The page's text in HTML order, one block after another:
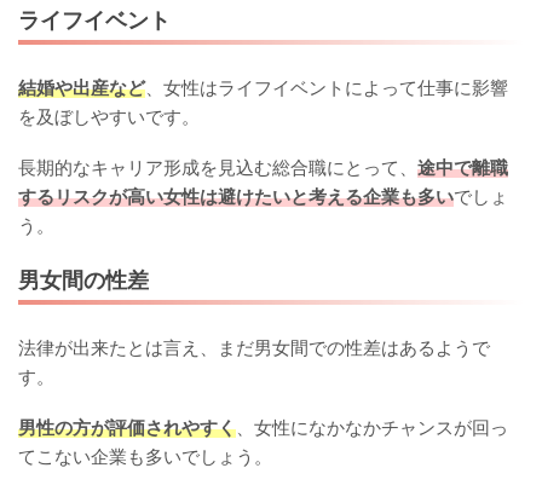
ライフイベント
結婚や出産など、女性はライフイベントによって仕事に影響
を及ぼしやすいです。
長期的なキャリア形成を見込む総合職にとって、 途中で離職
するリスクが高い女性は避けたいと考える企業も多いでしょ
う。
男女間の性差
法律が出来たとは言え、まだ男女間での性差はあるようで
す。
男性の方が評価されやすく 、女性になかなかチャンスが回っ
てこない企業も多いでしょう。